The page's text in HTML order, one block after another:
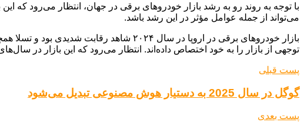
با توجه به روند رو به رشد بازار خودروهای برقی در جهان، انتظار می‌رود که
می‌تواند از جمله عوامل مؤثر در این رشد باشد.
بازار خودروهای برقی در اروپا در سال
توجهی از بازار را به خود اختصاص داده‌اند. انتظار می‌رود که این بازار در
پست قبلی
گوگل در سال 2025 به دستیار هوش مصنوعی تبدیل می‌شود
پست بعدی